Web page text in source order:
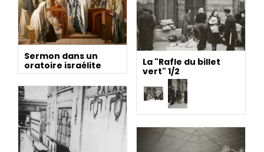
Sermon dans un
oratoire israélite
La "Rafle du billet
vert" 1/2